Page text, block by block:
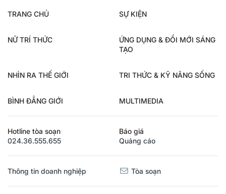
TRANG CHỦ SỰ KIỆN
NỮ TRÍ THỨC
ỨNG DỤNG & ĐỔI MỚI SÁNG
TẠO
NHÌN RA THẾ GIỚI TRI THỨC & KỸ NĂNG SỐNG
BÌNH ĐẲNG GIỚI MULTIMEDIA
Hotline tòa soạn
024.36.555.655
Báo giá
Quảng cáo
Thông tin doanh nghiệp Tòa soạn